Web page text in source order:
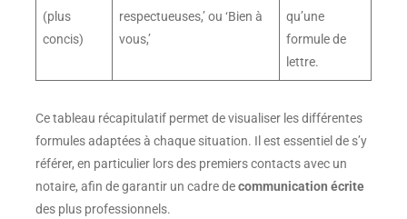
(plus
concis)
respectueuses,’ ou ‘Bien à
vous,’
qu’une
formule de
lettre.
Ce tableau récapitulatif permet de visualiser les différentes
formules adaptées à chaque situation. Il est essentiel de s’y
référer, en particulier lors des premiers contacts avec un
notaire, afin de garantir un cadre decommunication écrite
des plus professionnels.